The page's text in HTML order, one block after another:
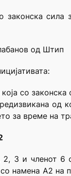
законска
од Штип
со
од
за време на
2, 3 и членот
намена А2 на